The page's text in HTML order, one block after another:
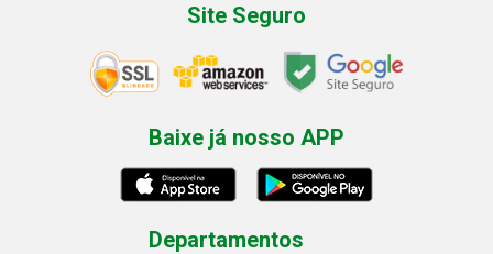
Site Seguro
Baixe já nosso APP
Departamentos